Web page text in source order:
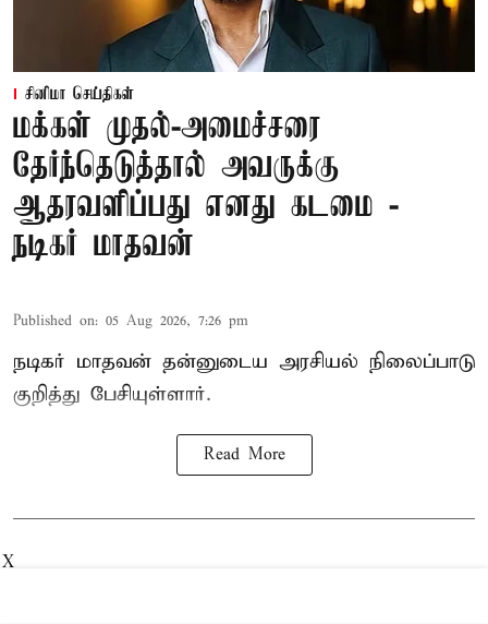
சினிமா செய்திகள்
மக்கள் முதல்-அமைச்சரை
தேர்ந்தெடுத்தால் அவருக்கு
ஆதரவளிப்பது எனது கடமை -
நடிகர் மாதவன்
Published on: 05 Aug 2026, 7:26 pm
நடிகர் மாதவன் தன்னுடைய அரசியல் நிலைப்பாடு
குறித்து பேசியுள்ளார்.
Read More
X